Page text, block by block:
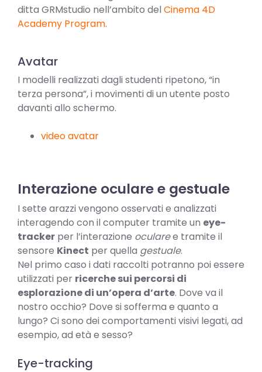
ditta GRMstudio nell’ambito delCinema 4D
Academy Program.
Avatar
I modelli realizzati dagli studenti ripetono, “in
terza persona”, i movimenti di un utente posto
davanti allo schermo.
video avatar
Interazione oculare e gestuale
I sette arazzi vengono osservati e analizzati
interagendo con il computer tramite un eye-
tracker per l’interazione ocularee tramite il
sensore Kinect per quella gestuale.
Nel primo caso i dati raccolti potranno poi essere
utilizzati per ricerche sui percorsi di
esplorazione di un’opera d’arte. Dove va il
nostro occhio? Dove si sofferma e quanto a
lungo? Ci sono dei comportamenti visivi legati, ad
esempio, ad età e sesso?
Eye-tracking